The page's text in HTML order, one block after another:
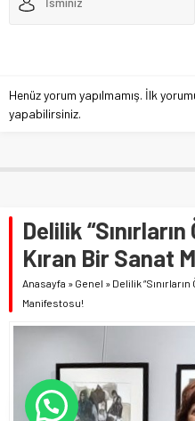
Henüz yorum yapılmamış. İlk
yapabilirsiniz.
Delilik
Kıran Bir Sanat
Anasayfa » Genel » Delilik
Manifestosu!